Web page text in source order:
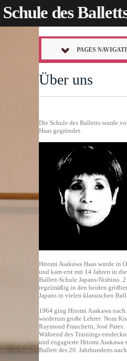
Schule des
PAGES
Über uns
Die Schule des Balletts wurde
Haas gegründet.
Hitomi Asakawa Haas wurde in
und kam erst mit 14 Jahren in
Ballett-Schule Japans-Nishino. 2
regelmäßig in den beiden
Japans in vielen klassischen
1964 ging Hitomi Asakawa
wiederum große Lehrer: Nora
Raymond Franchetti, José Pares.
Während des Trainings
und engagierte Hitomi Asakawa
Ballett des 20. Jahrhunderts